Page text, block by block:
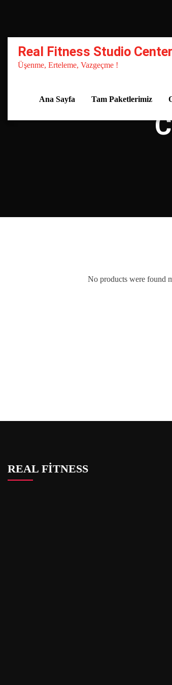
Real Fitness Studio Center
Üşenme, Erteleme, Vazgeçme !
Ana Sayfa Tam Paketlerimiz
No products were found
REAL FİTNESS